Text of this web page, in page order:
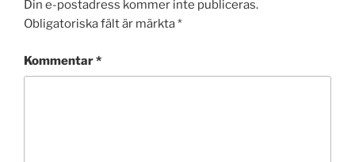
Din e-postadress kommer inte publiceras.
Obligatoriska fält är märkta*
Kommentar*